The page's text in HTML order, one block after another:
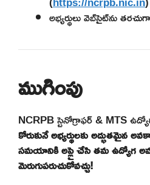
అభ్యర్థులు వెబ్‌సైట్‌ను
ముగింపు
NCRPB స్టెనోగ్రాఫర్ & MTS
కోరుకునే అభ్యర్థులకు అద్భుతమైన
సమయానికి అప్లై చేసి తమ ఉద్యోగ
మెరుగుపరుచుకోవచ్చు!